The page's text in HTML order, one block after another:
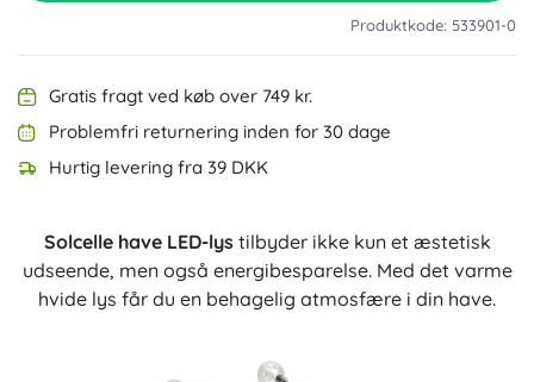
Produktkode: 533901-0
Gratis fragt ved køb over 749 kr.
Problemfri returnering inden for 30 dage
Hurtig levering fra 39 DKK
Solcelle have LED-lystilbyder ikke kun et æstetisk
udseende, men også energibesparelse. Med det varme
hvide lys får du en behagelig atmosfære i din have.